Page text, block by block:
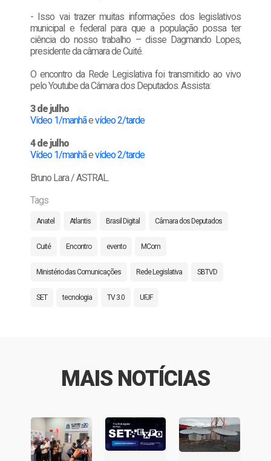
- Isso vai trazer muitas informações dos legislativos
municipal e federal para que a população possa ter
ciência do nosso trabalho – disse Dagmando Lopes,
presidente da câmara de Cuité.
O encontro da Rede Legislativa foi transmitido ao vivo
pelo Youtube da Câmara dos Deputados. Assista:
3 de julho
Vídeo 1/manhãevídeo 2/tarde
4 de julho
Vídeo 1/manhãevídeo 2/tarde
Bruno Lara / ASTRAL.
Tags
Anatel Atlantis Brasil Digital Câmara dos Deputados
Cuité Encontro evento MCom
Ministério das Comunicações Rede Legislativa SBTVD
SET tecnologia TV 3.0 UFJF
MAIS NOTÍCIAS